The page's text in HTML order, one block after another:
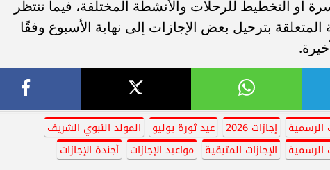
أو التخطيط للرحلات والأنشطة المختلفة، فيما تنتظر
بترحيل بعض الإجازات إلى نهاية الأسبوع وفقًا
إجازات 2026 عيد ثورة يوليو
المولد النبوي الشريف
الرسمية الإجازات المتبقية مواعيد الإجازات
أجندة الإجازات